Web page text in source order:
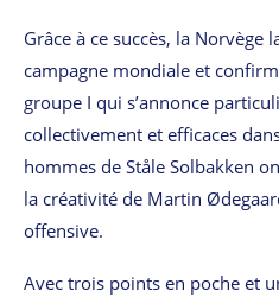
Grâce à ce succès, la Norvège
campagne mondiale et
groupe I qui s’annonce
collectivement et efficaces
hommes de Ståle Solbakken
la créativité de Martin
offensive.
Avec trois points en poche et